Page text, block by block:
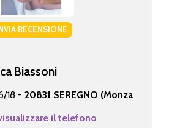
RECENSIONE
Biassoni
18 - 20831 SEREGNO (Monza
il telefono